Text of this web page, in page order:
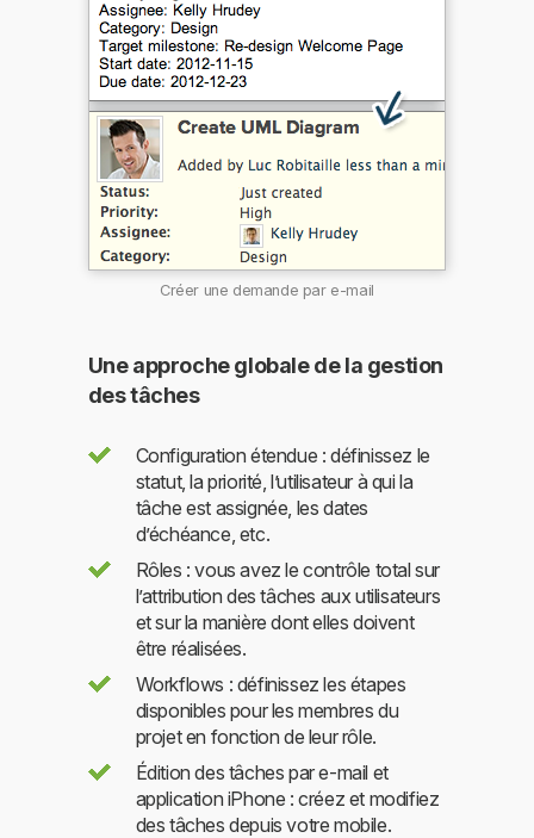
Créer une demande par e-mail
Une approche globale de la gestion
des tâches
Configuration étendue : définissez le
statut, la priorité, l’utilisateur à qui la
tâche est assignée, les dates
d’échéance, etc.
Rôles : vous avez le contrôle total sur
l’attribution des tâches aux utilisateurs
et sur la manière dont elles doivent
être réalisées.
Workflows : définissez les étapes
disponibles pour les membres du
projet en fonction de leur rôle.
Édition des tâches par e-mail et
application iPhone : créez et modifiez
des tâches depuis votre mobile.